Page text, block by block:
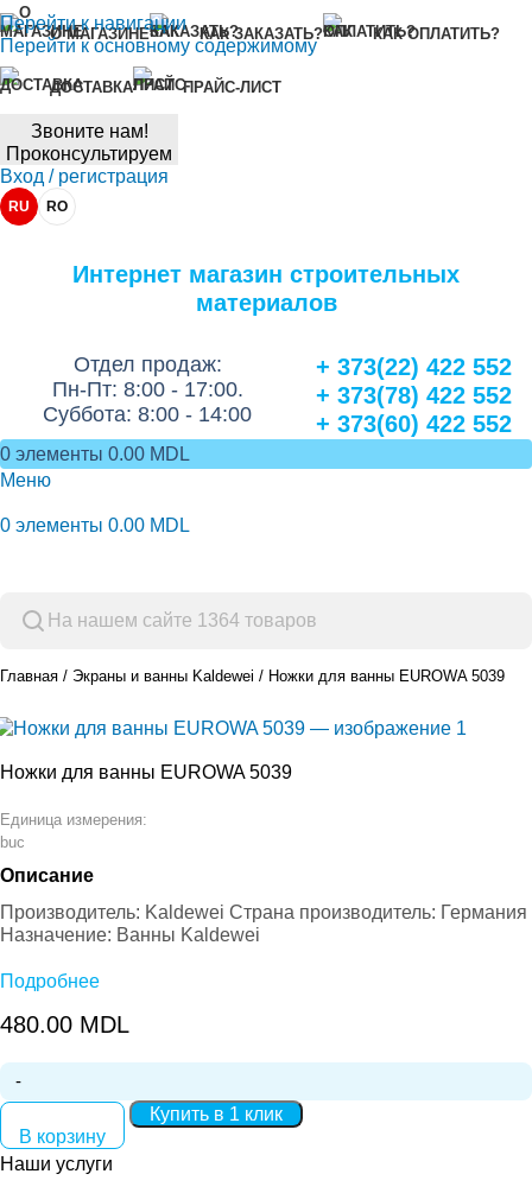
Перейти к навигации
Перейти к основному содержимому
О МАГАЗИНЕ КАК ЗАКАЗАТЬ? КАК ОПЛАТИТЬ?
ДОСТАВКА ПРАЙС-ЛИСТ
Звоните нам!
Проконсультируем
Вход / регистрация
RU RO
Интернет магазин строительных
материалов
Отдел продаж:
Пн-Пт: 8:00 - 17:00.
Суббота: 8:00 - 14:00
+ 373(22) 422 552
+ 373(78) 422 552
+ 373(60) 422 552
0 элементы 0.00 MDL
Меню
0 элементы 0.00 MDL
Главная Экраны и ванны Kaldewei Ножки для ванны EUROWA 5039
Ножки для ванны EUROWA 5039
Единица измерения:
buc
Описание
Производитель: Kaldewei Страна производитель: Германия
Назначение: Ванны Kaldewei
Подробнее
480.00 MDL
Количество:
В корзину
Купить в 1 клик
Наши услуги